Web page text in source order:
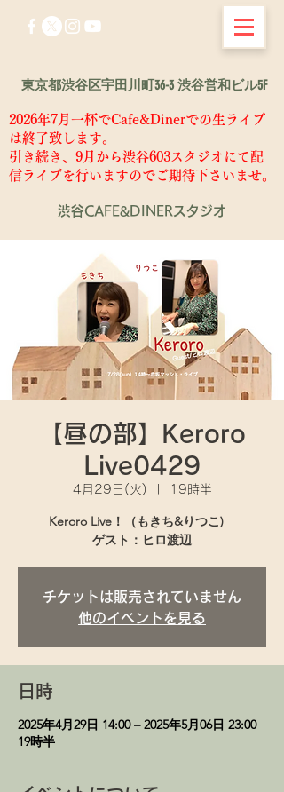
東京都渋谷区宇田川町36-3 渋谷営和ビル5F
渋谷CAFE&DINERスタジオ
2026年7月一杯でCafe&Dinerでの生ライブ
は終了致します。
​引き続き、9月から渋谷603スタジオにて配
信ライブを行いますのでご期待下さいませ。
【昼の部】Keroro
Live0429
4月29日(火) 19時半
Keroro Live！（もきち&りつこ)
チケットは販売されていません
他のイベントを見る
日時
2025年4月29日 14:00 – 2025年5月06日 23:00
19時半